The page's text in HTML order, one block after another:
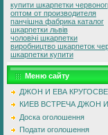
купити шкарпетки
оптом от производителя
панчішна фабрика каталог
шкарпетки львів
чоловічі шкарпетки
виробництво шкарпеток
шкарпетки купити
Меню сайту
ДЖОН И ЕВА
КИЕВ ВСТРЕЧА ДЖОН
Доска оголошення
Подати оголошення